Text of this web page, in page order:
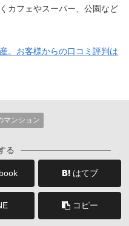
カフェやスーパー、公園など
。お客様からの口コミ評判は
マンション
る
はてブ
コピー